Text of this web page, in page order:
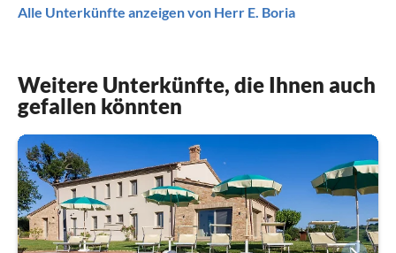
Alle Unterkünfte anzeigen von Herr E. Boria
Weitere Unterkünfte, die Ihnen auch
gefallen könnten